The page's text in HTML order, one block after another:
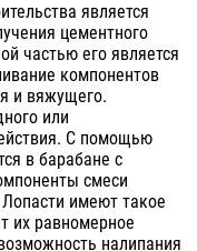
является
цементного
частью его является
компонентов
и вяжущего.
или
С помощью
в барабане с
смеси
имеют такое
их равномерное
налипания